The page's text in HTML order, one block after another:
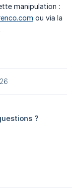
manipulation :
ou via la
?